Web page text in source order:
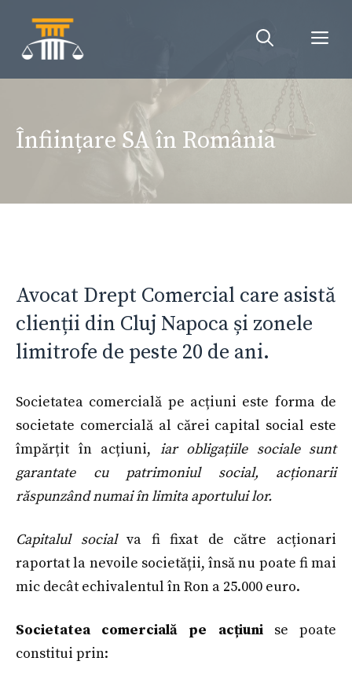
conținut
Înființare SA în România
Avocat Drept Comercial care asistă
clienții din Cluj Napoca și zonele
limitrofe de peste 20 de ani.
Societatea comercială pe acțiuni este forma de
societate comercială al cărei capital social este
împărțit în acțiuni, iar obligațiile sociale sunt
garantate cu patrimoniul social, acționarii
răspunzând numai în limita aportului lor.
Capitalul socialva fi fixat de către acționari
raportat la nevoile societății, însă nu poate fi mai
mic decât echivalentul în Ron a 25.000 euro.
Societatea comercială pe acțiunise poate
constitui prin: